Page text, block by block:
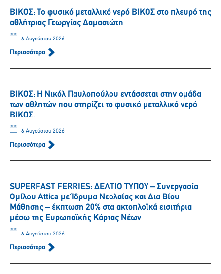
ΒΙΚΟΣ: Το φυσικό μεταλλικό νερό ΒΙΚΟΣ στο πλευρό της
αθλήτριας Γεωργίας Δαμασιώτη
6 Αυγούστου 2026
Περισσότερα
ΒΙΚΟΣ: Η Νικόλ Παυλοπούλου εντάσσεται στην ομάδα
των αθλητών που στηρίζει το φυσικό μεταλλικό νερό
ΒΙΚΟΣ.
6 Αυγούστου 2026
Περισσότερα
SUPERFAST FERRIES: ΔΕΛΤΙΟ ΤΥΠΟΥ – Συνεργασία
Ομίλου Attica με Ίδρυμα Νεολαίας και Δια Βίου
Μάθησης – έκπτωση 20% στα ακτοπλοϊκά εισιτήρια
μέσω της Ευρωπαϊκής Κάρτας Νέων
6 Αυγούστου 2026
Περισσότερα